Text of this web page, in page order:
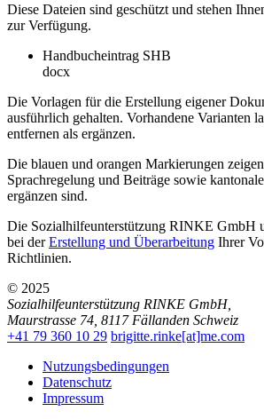
Diese Dateien sind geschützt und stehen
zur Verfügung.
Handbucheintrag SHB
docx
Die Vorlagen für die Erstellung eigener
ausführlich gehalten. Vorhandene Varianten
entfernen als ergänzen.
Die blauen und orangen Markierungen
Sprachregelung und Beiträge sowie
ergänzen sind.
Die Sozialhilfeunterstützung RINKE GmbH
bei derErstellung und Überarbeitung Ihrer
Richtlinien.
© 2025
Sozialhilfeunterstützung RINKE GmbH,
Maurstrasse 74 8117 Fällanden Schweiz
+41 79 360 10 29 brigitte.rinke[at]me.com
Nutzungsbedingungen
Datenschutz
Impressum